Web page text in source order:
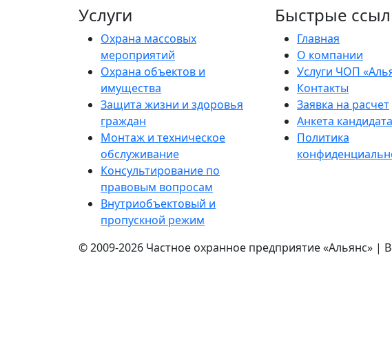
Услуги
Охрана массовых
мероприятий
Охрана объектов и
имущества
Защита жизни и здоровья
граждан
Монтаж и техническое
обслуживание
Консультирование по
правовым вопросам
Внутриобъектовый и
пропускной режим
Быстрые
Главная
О компании
Услуги ЧОП
Контакты
Заявка на расчет
Анкета кандидата
Политика
© 2009-2026 Частное охранное предприятие «Альянс» |